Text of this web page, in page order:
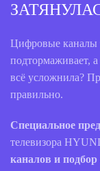
Цифровые каналы
подтормаживает,
всё усложнила?
правильно.
Специальное
телевизора
каналов и